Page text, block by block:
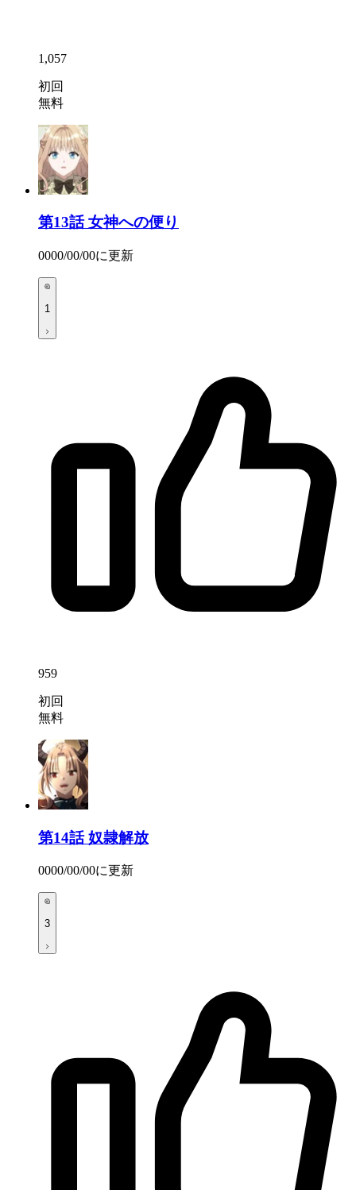
1,057
初回
無料
第13話 女神への便り
0000/00/00に更新
1
959
初回
無料
第14話 奴隷解放
0000/00/00に更新
3